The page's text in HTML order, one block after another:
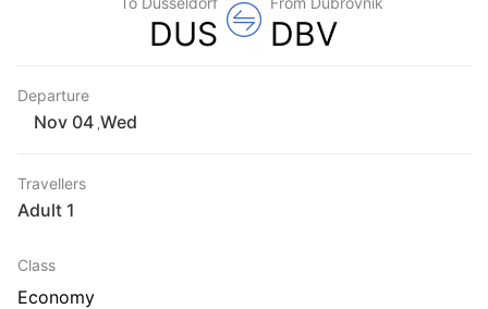
DBV
DUS
Departure
Wed
Travellers
1 Adult
Class
Economy